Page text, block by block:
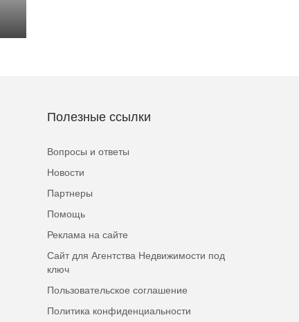
Полезные ссылки
Вопросы и ответы
Новости
Партнеры
Помощь
Реклама на сайте
Сайт для Агентства Недвижимости под
ключ
Пользовательское соглашение
Политика конфиденциальности